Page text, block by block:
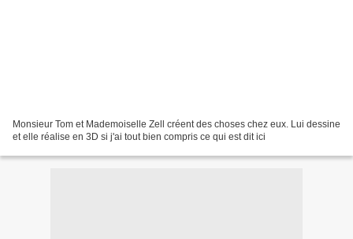
Monsieur Tom et Mademoiselle Zell créent des choses chez eux. Lui dessine
et elle réalise en 3D si j'ai tout bien compris ce qui est dit ici